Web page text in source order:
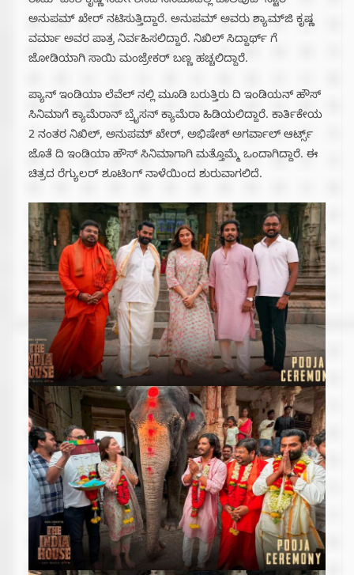
ಅನುಪಮ್ ಖೇರ್ ನಟಿಸುತ್ತಿದ್ದಾರೆ. ಅನುಪಮ್ ಅವರು ಶ್ಯಾಮ್‌ಜಿ ಕೃಷ್ಣ
ವರ್ಮಾ ಅವರ ಪಾತ್ರ ನಿರ್ವಹಿಸಲಿದ್ದಾರೆ. ನಿಖಿಲ್ ಸಿದ್ದಾರ್ಥ್ ಗೆ
ಜೋಡಿಯಾಗಿ ಸಾಯಿ ಮಂಜ್ರೇಕರ್ ಬಣ್ಣ ಹಚ್ಚಲಿದ್ದಾರೆ.
ಪ್ಯಾನ್ ಇಂಡಿಯಾ ಲೆವೆಲ್ ನಲ್ಲಿ ಮೂಡಿ ಬರುತ್ತಿರು ದಿ ಇಂಡಿಯನ್ ಹೌಸ್
ಸಿನಿಮಾಗೆ ಕ್ಯಾಮೆರಾನ್ ಬ್ರೈಸನ್ ಕ್ಯಾಮೆರಾ ಹಿಡಿಯಲಿದ್ದಾರೆ. ಕಾರ್ತಿಕೇಯ
2 ನಂತರ ನಿಖಿಲ್, ಅನುಪಮ್ ಖೇರ್, ಅಭಿಷೇಕ್ ಅಗರ್ವಾಲ್ ಆರ್ಟ್ಸ್
ಜೊತೆ ದಿ ಇಂಡಿಯಾ ಹೌಸ್ ಸಿನಿಮಾಗಾಗಿ ಮತ್ತೊಮ್ಮೆ ಒಂದಾಗಿದ್ದಾರೆ. ಈ
ಚಿತ್ರದ ರೆಗ್ಯುಲರ್ ಶೂಟಿಂಗ್ ನಾಳೆಯಿಂದ ಶುರುವಾಗಲಿದೆ.